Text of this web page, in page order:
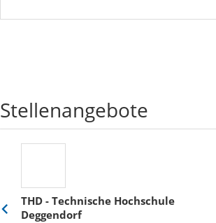
Stellenangebote
THD - Technische Hochschule
Deggendorf
Eine